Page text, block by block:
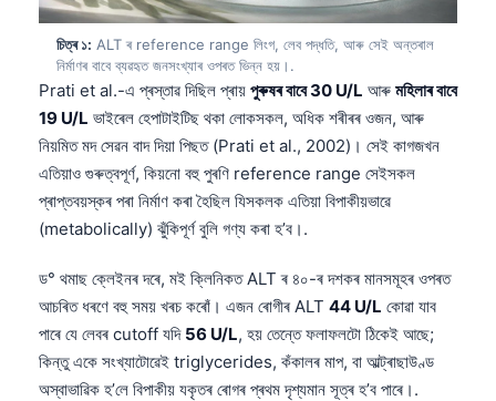
চিত্ৰ ১: ALT ৰ reference range লিংগ, লেব পদ্ধতি, আৰু সেই অন্তৰাল
নিৰ্মাণৰ বাবে ব্যৱহৃত জনসংখ্যাৰ ওপৰত ভিন্ন হয়।.
Prati et al.-এ প্ৰস্তাৱ দিছিল প্ৰায় পুৰুষৰ বাবে 30 U/L আৰু মহিলাৰ বাবে
19 U/L ভাইৰেল হেপাটাইটিছ থকা লোকসকল, অধিক শৰীৰৰ ওজন, আৰু
নিয়মিত মদ সেৱন বাদ দিয়া পিছত (Prati et al., 2002)। সেই কাগজখন
এতিয়াও গুৰুত্বপূৰ্ণ, কিয়নো বহু পুৰণি reference range সেইসকল
প্ৰাপ্তবয়স্কৰ পৰা নিৰ্মাণ কৰা হৈছিল যিসকলক এতিয়া বিপাকীয়ভাৱে
(metabolically) ঝুঁকিপূৰ্ণ বুলি গণ্য কৰা হ’ব।.
ড° থমাছ ক্লেইনৰ দৰে, মই ক্লিনিকত ALT ৰ ৪০-ৰ দশকৰ মানসমূহৰ ওপৰত
আচৰিত ধৰণে বহু সময় খৰচ কৰোঁ। এজন ৰোগীৰ ALT 44 U/L কোৱা যাব
পাৰে যে লেবৰ cutoff যদি 56 U/L, হয় তেন্তে ফলাফলটো ঠিকেই আছে;
কিন্তু একে সংখ্যাটোৱেই triglycerides, কঁকালৰ মাপ, বা আল্ট্ৰাছাউণ্ড
অস্বাভাৱিক হ’লে বিপাকীয় যকৃতৰ ৰোগৰ প্ৰথম দৃশ্যমান সূত্ৰ হ’ব পাৰে।.